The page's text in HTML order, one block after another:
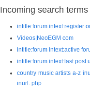
Incoming search
intitle:forum intext:register
Videos|NeoEGM com
intitle:forum intext:active
intitle:forum intext:last post
country music artists a-z
inurl: php